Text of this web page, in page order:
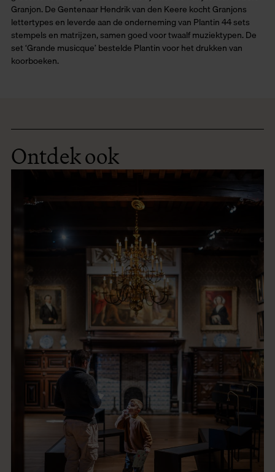
Granjon. De Gentenaar Hendrik van den Keere kocht Granjons
lettertypes en leverde aan de onderneming van Plantin 44 sets
stempels en matrijzen, samen goed voor twaalf muziektypen. De
set ‘Grande musicque’ bestelde Plantin voor het drukken van
koorboeken.
Ontdek ook